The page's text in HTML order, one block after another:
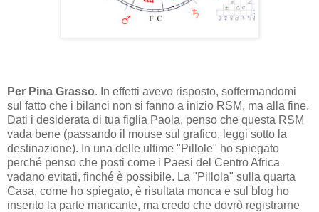
Per Pina Grasso. In effetti avevo risposto, soffermandomi
sul fatto che i bilanci non si fanno a inizio RSM, ma alla fine.
Dati i desiderata di tua figlia Paola, penso che questa RSM
vada bene (passando il mouse sul grafico, leggi sotto la
destinazione). In una delle ultime "Pillole" ho spiegato
perché penso che posti come i Paesi del Centro Africa
vadano evitati, finché è possibile. La "Pillola" sulla quarta
Casa, come ho spiegato, è risultata monca e sul blog ho
inserito la parte mancante, ma credo che dovrò registrarne